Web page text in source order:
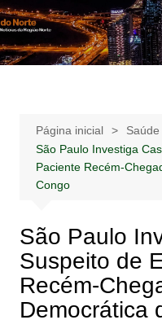
Ir
para
o
Notícias – Publicidades –
Página inicial
Saúde
São Paulo Investiga
Paciente Recém-
Congo
São Paulo
Suspeito de
Recém-
Democrática